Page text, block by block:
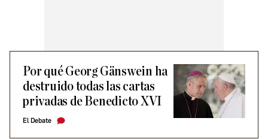
Por qué Georg Gänswein ha
destruido todas las cartas
privadas de Benedicto XVI
El Debate